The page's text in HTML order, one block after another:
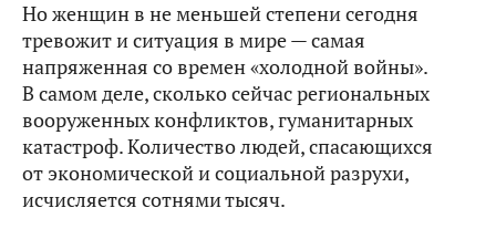
Но женщин в не меньшей степени сегодня
тревожит и ситуация в мире — самая
напряженная со времен «холодной войны».
В самом деле, сколько сейчас региональных
вооруженных конфликтов, гуманитарных
катастроф. Количество людей, спасающихся
от экономической и социальной разрухи,
исчисляется сотнями тысяч.